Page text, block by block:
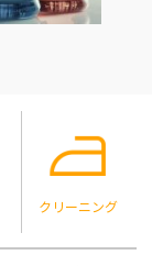
クリーニング